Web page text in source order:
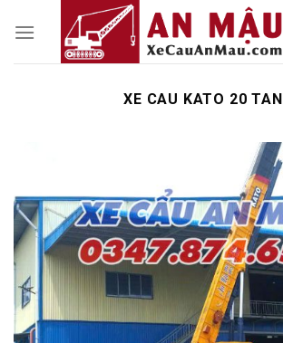
XE CAU KATO 20 TAN